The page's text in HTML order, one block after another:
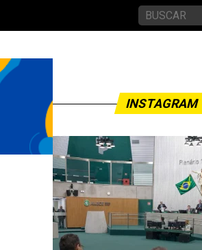
INSTAGRAM